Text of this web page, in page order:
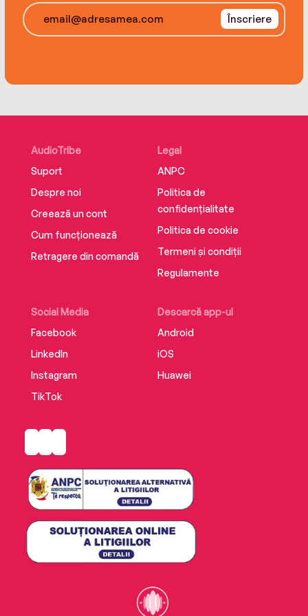
Înscriere
AudioTribe
Suport
Despre noi
Creează un cont
Cum funcționează
Retragere din comandă
Social Media
Facebook
LinkedIn
Instagram
TikTok
Descarcă app-ul
Android
iOS
Huawei
Legal
ANPC
Politica de
confidențialitate
Politica de cookie
Termeni și condiții
Regulamente